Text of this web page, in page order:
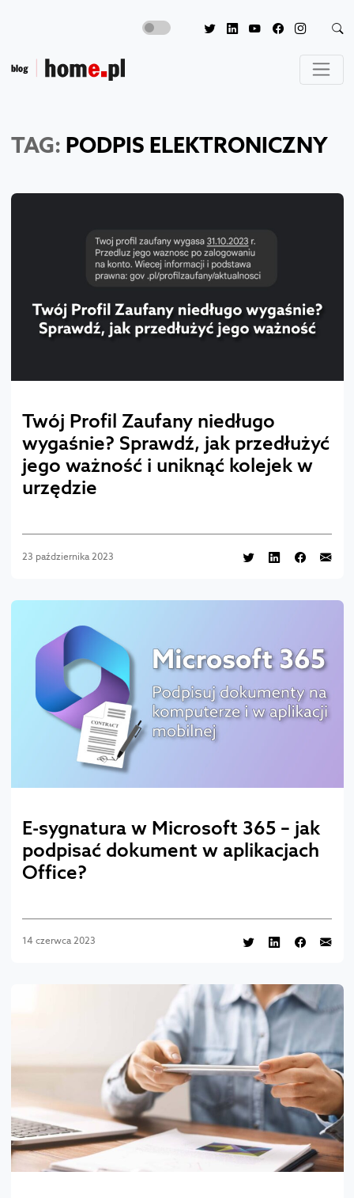
TAG: PODPIS ELEKTRONICZNY
Twój Profil Zaufany niedługo
wygaśnie? Sprawdź, jak przedłużyć
jego ważność i uniknąć kolejek w
urzędzie
23 października 2023
E-sygnatura w Microsoft 365 – jak
podpisać dokument w aplikacjach
Office?
14 czerwca 2023